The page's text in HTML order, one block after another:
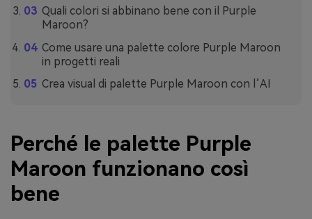
Quali colori si abbinano bene con il Purple
Maroon?
Come usare una palette colore Purple Maroon
in progetti reali
Crea visual di palette Purple Maroon con l’AI
Perché le palette Purple
Maroon funzionano così
bene